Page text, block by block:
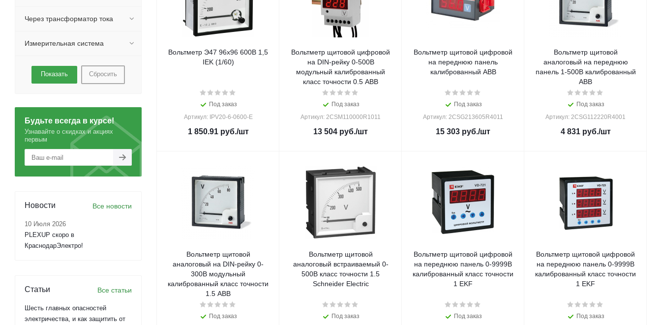
Вольтметр Э47 96х96 600В 1,5
IEK (1/60)
Под заказ
Артикул: IPV20-6-0600-E
1 850.91руб./шт
Вольтметр щитовой цифровой
на DIN-рейку 0-500В
модульный калиброванный
класс точности 0.5 ABB
Под заказ
Артикул: 2CSM110000R1011
13 504 руб./шт
Вольтметр щитовой цифровой
на переднюю панель
калиброванный ABB
Под заказ
Артикул: 2CSG213605R4011
15 303 руб./шт
Вольтметр щитовой
аналоговый на переднюю
панель 1-500В калиброванный
ABB
Под заказ
Артикул: 2CSG112220R4001
4 831руб./шт
Вольтметр щитовой
аналоговый на DIN-рейку 0-
300В модульный
калиброванный класс точности
1.5 ABB
Под заказ
Вольтметр щитовой
аналоговый встраиваемый 0-
500В класс точности 1.5
Schneider Electric
Под заказ
Вольтметр щитовой цифровой
на переднюю панель 0-9999В
калиброванный класс точности
1 EKF
Под заказ
Вольтметр щитовой цифровой
на переднюю панель 0-9999В
калиброванный класс точности
1 EKF
Под заказ
Через трансформатор тока
Измерительная система
Сбросить
Будьте всегда в курсе!
Узнавайте о скидках и акциях
первым
Новости Все новости
10 Июля 2026
PLEXUP скоро в
КраснодарЭлектро!
Статьи Все статьи
Шесть главных опасностей
электричества, и как защитить от